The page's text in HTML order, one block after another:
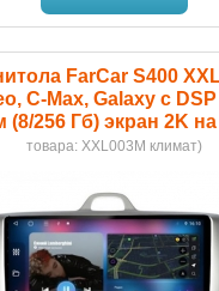
FarCar S400
C-Max, Galaxy с
256 Гб) экран 2K
товара: XXL003M климат)